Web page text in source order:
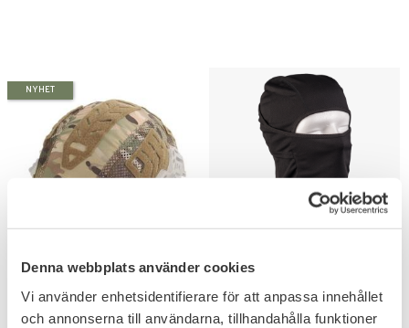
Denna webbplats använder cookies
Vi använder enhetsidentifierare för att anpassa innehållet
och annonserna till användarna, tillhandahålla funktioner
Taktiskt Hjälmskydd
MICH FAST Kardborre
Operational Camo
NYHET
Mil-tec US Tactical
Balaclava
Värmer hela huvudet ned över